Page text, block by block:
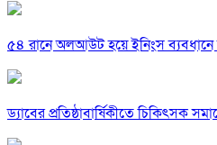
৫৪ রানে অলআউট হয়ে ইনিংস ব্যবধানে
ড্যাবের প্রতিষ্ঠাবার্ষিকীতে চিকিৎসক